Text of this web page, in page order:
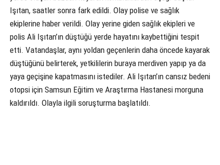
Işıtan, saatler sonra fark edildi. Olay polise ve sağlık
ekiplerine haber verildi. Olay yerine giden sağlık ekipleri ve
polis Ali Işıtan’ın düştüğü yerde hayatını kaybettiğini tespit
etti. Vatandaşlar, aynı yoldan geçenlerin daha öncede kayarak
düştüğünü belirterek, yetkililerin buraya merdiven yapıp ya da
yaya geçişine kapatmasını istediler. Ali Işıtan’ın cansız bedeni
otopsi için Samsun Eğitim ve Araştırma Hastanesi morguna
kaldırıldı. Olayla ilgili soruşturma başlatıldı.